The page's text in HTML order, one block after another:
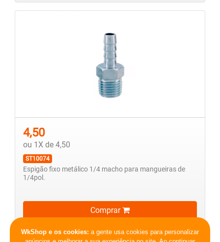
4,50
ou 1X de 4,50
ST10074
Espigão fixo metálico 1/4 macho para mangueiras de
1/4pol.
Comprar
WkShop e os cookies: a gente usa cookies para personalizar